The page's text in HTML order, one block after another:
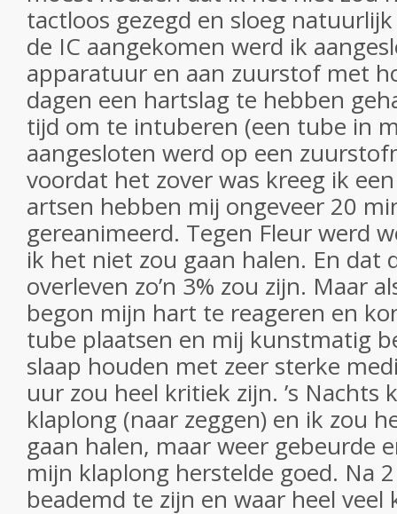
tactloos gezegd en sloeg
de IC aangekomen werd ik
apparatuur en aan zuurstof met
dagen een hartslag te hebben
tijd om te intuberen (een tube in
aangesloten werd op een
voordat het zover was kreeg ik
artsen hebben mij ongeveer 20
gereanimeerd. Tegen Fleur werd
ik het niet zou gaan halen. En dat
overleven zo’n 3% zou zijn. Maar
begon mijn hart te reageren en
tube plaatsen en mij kunstmatig
slaap houden met zeer sterke
uur zou heel kritiek zijn. ’s Nachts
klaplong (naar zeggen) en ik zou
gaan halen, maar weer gebeurde
mijn klaplong herstelde goed. Na
beademd te zijn en waar heel